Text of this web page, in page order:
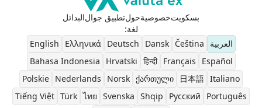
بسكويتخصوصيةحولتطبيق جوالالبدائل
لغة:
العربية
Čeština
Dansk
Deutsch
Ελληνικά
English
Español
Français
हिन्दी
Hrvatski
Bahasa Indonesia
Italiano
日本語
ქართული
Norsk
Nederlands
Polskie
Português
Pусский
Shqip
Svenska
ไทย
Türk
Tiếng Việt